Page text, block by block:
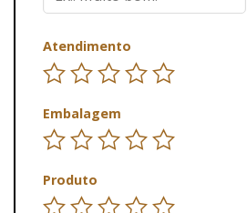
Atendimento
Embalagem
Produto